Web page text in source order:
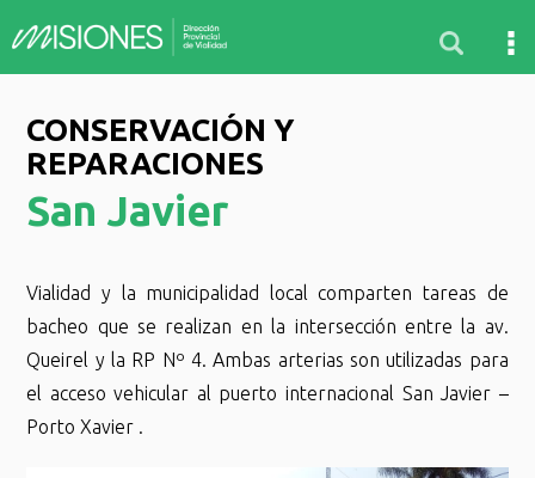
CONSERVACIÓN Y
REPARACIONES
San Javier
Vialidad y la municipalidad local comparten tareas de
bacheo que se realizan en la intersección entre la av.
Queirel y la RP Nº 4. Ambas arterias son utilizadas para
el acceso vehicular al puerto internacional San Javier –
Porto Xavier .